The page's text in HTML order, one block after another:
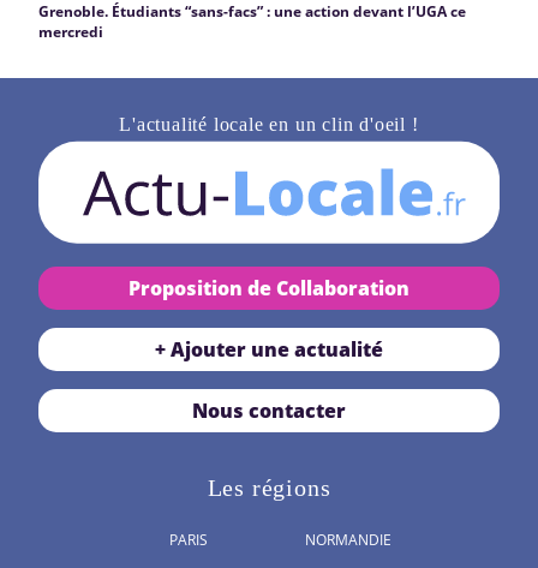
Grenoble. Étudiants “sans-facs” : une action devant l’UGA ce
mercredi
L'actualité locale en un clin d'oeil !
Proposition de Collaboration
+ Ajouter une actualité
Nous contacter
Les régions
PARIS
NORMANDIE